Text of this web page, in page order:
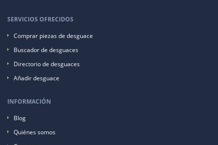
SERVICIOS OFRECIDOS
Comprar piezas de desguace
Buscador de desguaces
Directorio de desguaces
Añadir desguace
INFORMACIÓN
Blog
Quiénes somos